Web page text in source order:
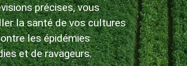
précises, vous
la santé de vos cultures
les épidémies
et de ravageurs.